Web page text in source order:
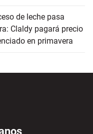
de leche pasa
Claldy pagará precio
en primavera